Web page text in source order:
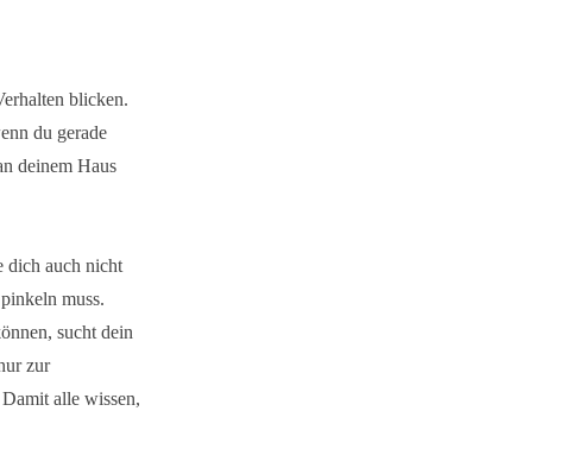
blicken.
du gerade
deinem Haus
dich auch nicht
muss.
sucht dein
zur
alle wissen,